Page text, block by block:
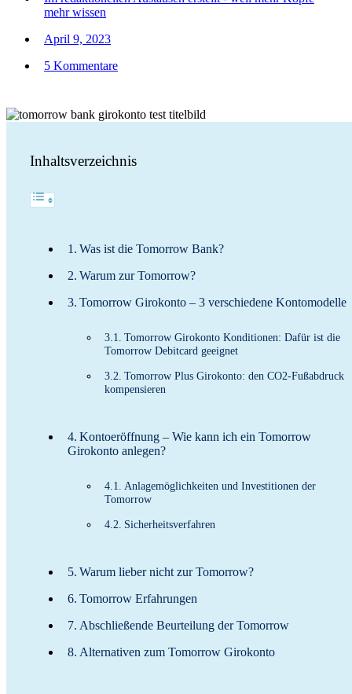
mehr wissen
April 9, 2023
5 Kommentare
Inhaltsverzeichnis
Was ist die Tomorrow Bank?
Warum zur Tomorrow?
Tomorrow Girokonto – 3 verschiedene Kontomodelle
Tomorrow Girokonto Konditionen: Dafür ist die
Tomorrow Debitcard geeignet
Tomorrow Plus Girokonto: den CO2-Fußabdruck
kompensieren
Kontoeröffnung – Wie kann ich ein Tomorrow
Girokonto anlegen?
Anlagemöglichkeiten und Investitionen der
Tomorrow
Sicherheitsverfahren
Warum lieber nicht zur Tomorrow?
Tomorrow Erfahrungen
Abschließende Beurteilung der Tomorrow
Alternativen zum Tomorrow Girokonto